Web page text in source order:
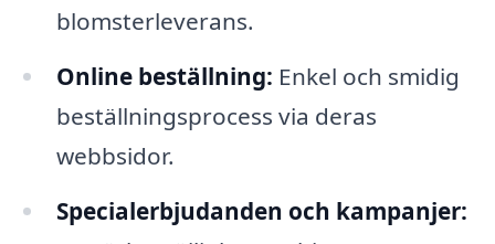
blomsterleverans.
Online beställning: Enkel och smidig
beställningsprocess via deras
webbsidor.
Specialerbjudanden och kampanjer: